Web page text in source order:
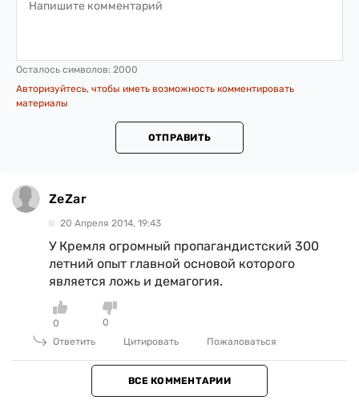
Осталось символов: 2000
Авторизуйтесь, чтобы иметь возможность комментировать
материалы
ОТПРАВИТЬ
ZeZar
20 Апреля 2014, 19:43
У Кремля огромный пропагандистский 300
летний опыт главной основой которого
является ложь и демагогия.
0
0
Ответить
Цитировать Пожаловаться
ВСЕ КОММЕНТАРИИ